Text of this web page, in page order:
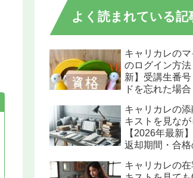
よく読まれている記
キャリカレの
のログイン方
新】受講生番
ドを忘れた場
キャリカレの
キストを見なが
【2026年最新
返却期間・合
キャリカレの